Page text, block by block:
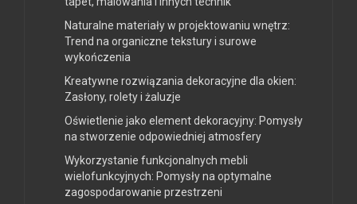
Naturalne materiały w projektowaniu wnętrz:
Trend na organiczne tekstury i surowe
wykończenia
Kreatywne rozwiązania dekoracyjne dla okien:
Zasłony, rolety i żaluzje
Oświetlenie jako element dekoracyjny: Pomysły
na stworzenie odpowiedniej atmosfery
Wykorzystanie funkcjonalnych mebli
wielofunkcyjnych: Pomysły na optymalne
zagospodarowanie przestrzeni